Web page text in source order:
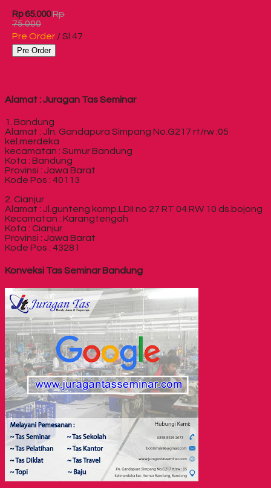
Rp 65.000 Rp
75.000
Pre Order / Sl 47
Pre Order
Alamat : Juragan Tas Seminar
1. Bandung
Alamat : Jln. Gandapura Simpang No.G217 rt/rw :05
kel.merdeka
kecamatan : Sumur Bandung
Kota : Bandung
Provinsi : Jawa Barat
Kode Pos : 40113
2. Cianjur
Alamat : Jl.gunteng komp.LDII no 27 RT 04 RW 10 ds.bojong
Kecamatan : Karangtengah
Kota : Cianjur
Provinsi : Jawa Barat
Kode Pos : 43281
Konveksi Tas Seminar Bandung